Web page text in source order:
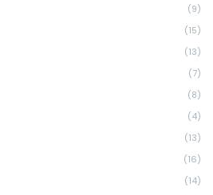
(9)
(15)
(13)
(7)
(8)
(4)
(13)
(16)
(14)